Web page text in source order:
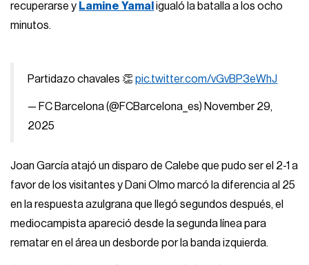
recuperarse y Lamine Yamal igualó la batalla a los ocho
minutos.
Partidazo chavales 👏pic.twitter.com/vGvBP3eWhJ
— FC Barcelona (@FCBarcelona_es) November 29,
2025
Joan García atajó un disparo de Calebe que pudo ser el 2-1 a
favor de los visitantes y Dani Olmo marcó la diferencia al 25
en la respuesta azulgrana que llegó segundos después, el
mediocampista apareció desde la segunda línea para
rematar en el área un desborde por la banda izquierda.